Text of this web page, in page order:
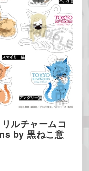
ルチャームコ
by 黒ねこ意